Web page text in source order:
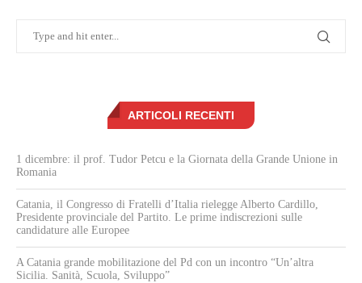
ARTICOLI RECENTI
1 dicembre: il prof. Tudor Petcu e la Giornata della Grande Unione in
Romania
Catania, il Congresso di Fratelli d’Italia rielegge Alberto Cardillo,
Presidente provinciale del Partito. Le prime indiscrezioni sulle
candidature alle Europee
A Catania grande mobilitazione del Pd con un incontro “Un’altra
Sicilia. Sanità, Scuola, Sviluppo”